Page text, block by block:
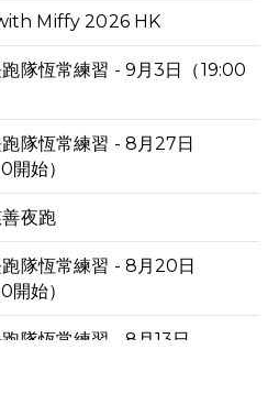
Miffy 2026 HK
隊恆常練習 - 9月3日（19:00
隊恆常練習 - 8月27日
開始）
夜跑
隊恆常練習 - 8月20日
開始）
隊恆常練習 - 8月13日